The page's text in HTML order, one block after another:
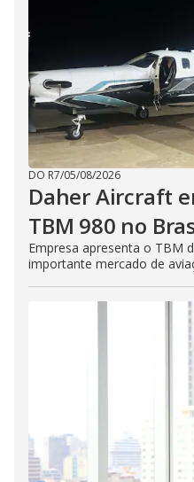
DO R7/05/08/2026
Daher Aircraft
TBM 980 no
Empresa apresenta o TBM
importante mercado de